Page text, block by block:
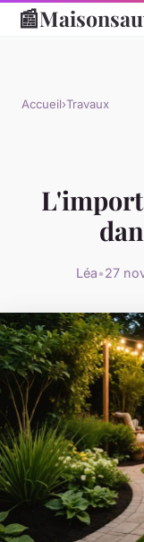
📰
Accueil›Travaux
Léa•27